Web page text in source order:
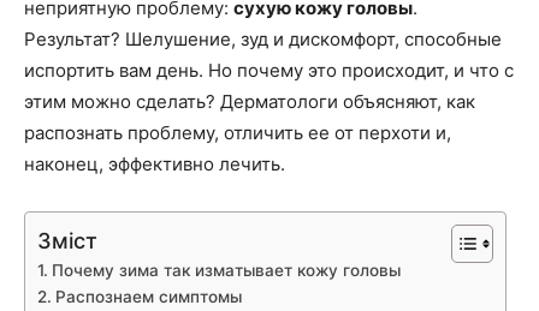
неприятную проблему: сухую кожу головы.
Результат? Шелушение, зуд и дискомфорт, способные
испортить вам день. Но почему это происходит, и что с
этим можно сделать? Дерматологи объясняют, как
распознать проблему, отличить ее от перхоти и,
наконец, эффективно лечить.
Зміст
Почему зима так изматывает кожу головы
Распознаем симптомы